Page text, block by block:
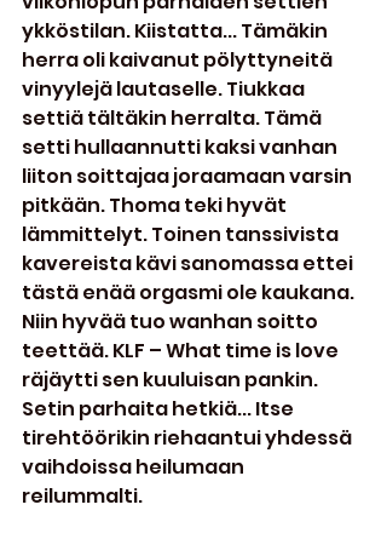
ykköstilan. Kiistatta... Tämäkin
herra oli kaivanut pölyttyneitä
vinyylejä lautaselle. Tiukkaa
settiä tältäkin herralta. Tämä
setti hullaannutti kaksi vanhan
liiton soittajaa joraamaan varsin
pitkään. Thoma teki hyvät
lämmittelyt. Toinen tanssivista
kavereista kävi sanomassa ettei
tästä enää orgasmi ole kaukana.
Niin hyvää tuo wanhan soitto
teettää. KLF – What time is love
räjäytti sen kuuluisan pankin.
Setin parhaita hetkiä... Itse
tirehtöörikin riehaantui yhdessä
vaihdoissa heilumaan
reilummalti.